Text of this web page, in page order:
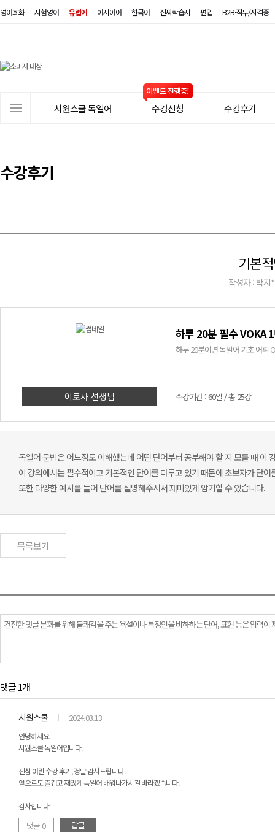
영어회화 시험영어 유럽어 아시아어 한국어 진짜학습지 편입 B2B·직무/자격증
뉴
시원스쿨 독일어 수강신청 수강후기
수강후기
기본
작성자 : 박지*
이로사 선생님
하루 20분 필수 VOKA
하루 20분이면 독일어 기초 어휘
수강기간 : 60일 / 총 25강
독일어 문법은 어느정도 이해했는데 어떤 단어부터 공부해야 할 지 모를 때 이
이 강의에서는 필수적이고 기본적인 단어를 다루고 있기 때문에 초보자가 단어
또한 다양한 예시를 들어 단어를 설명해주셔서 재미있게 암기할 수 있습니다.
목록보기
댓글 1개
시원스쿨 2024.03.13
안녕하세요.
시원스쿨 독일어입니다.
진심 어린 수강 후기, 정말 감사드립니다.
앞으로도 즐겁고 재밌게 독일어 배워나가시길 바라겠습니다.
감사합니다
댓글 0 답글